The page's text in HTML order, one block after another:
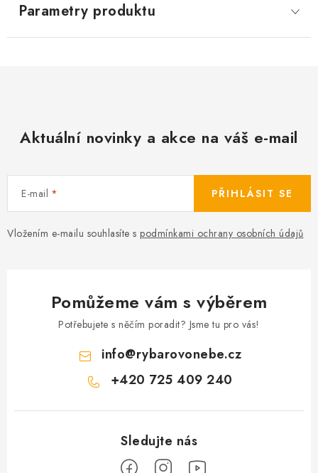
Parametry produktu
Aktuální novinky a akce na váš e-mail
E-mail
Vložením e-mailu souhlasíte s podmínkami ochrany osobních údajů
PŘIHLÁSIT SE
Pomůžeme vám s výběrem
Potřebujete s něčím poradit? Jsme tu pro vás!
info@rybarovonebe.cz
+420 725 409 240